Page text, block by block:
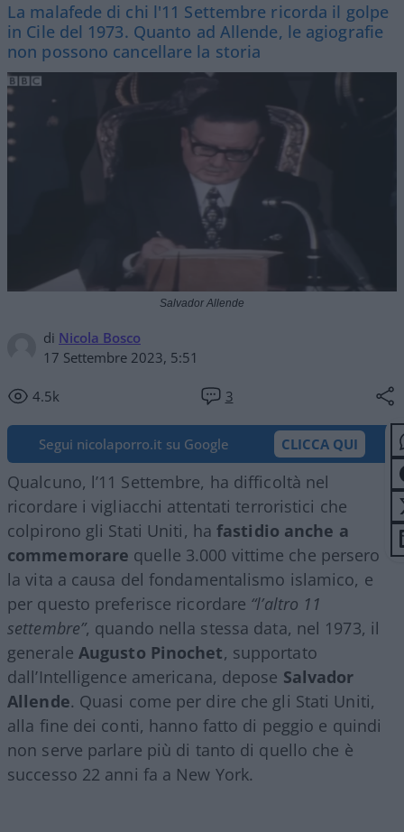
La malafede di chi l'11 Settembre ricorda il golpe
in Cile del 1973. Quanto ad Allende, le agiografie
non possono cancellare la storia
di Nicola Bosco
17 Settembre 2023, 5:51
4.5k 3
Salvador Allende
Segui nicolaporro.it su Google CLICCA QUI
Qualcuno, l’11 Settembre, ha difficoltà nel
ricordare i vigliacchi attentati terroristici che
colpirono gli Stati Uniti, hafastidio anche a
commemorare quelle 3.000 vittime che persero
la vita a causa del fondamentalismo islamico, e
per questo preferisce ricordare “l’altro 11
settembre”, quando nella stessa data, nel 1973, il
generale Augusto Pinochet, supportato
dall’Intelligence americana, depose Salvador
Allende. Quasi come per dire che gli Stati Uniti,
alla fine dei conti, hanno fatto di peggio e quindi
non serve parlare più di tanto di quello che è
successo 22 anni fa a New York.